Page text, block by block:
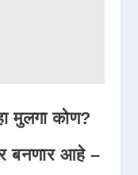
मुलगा कोण?
बनणार आहे –